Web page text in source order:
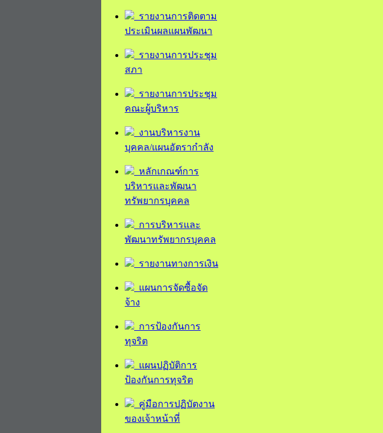
รายงานการติดตาม
ประเมินผลแผนพัฒนา
รายงานการประชุม
สภา
รายงานการประชุม
คณะผู้บริหาร
งานบริหารงาน
บุคคล/แผนอัตรากำลัง
หลักเกณฑ์การ
บริหารและพัฒนา
ทรัพยากรบุคคล
การบริหารและ
พัฒนาทรัพยากรบุคคล
รายงานทางการเงิน
แผนการจัดซื้อจัด
จ้าง
การป้องกันการ
ทุจริต
แผนปฏิบัติการ
ป้องกันการทุจริต
คู่มือการปฏิบัตงาน
ของเจ้าหน้าที่